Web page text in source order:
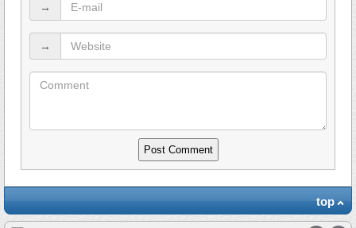
→
→
top